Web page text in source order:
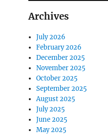
Archives
July 2026
February 2026
December 2025
November 2025
October 2025
September 2025
August 2025
July 2025
June 2025
May 2025